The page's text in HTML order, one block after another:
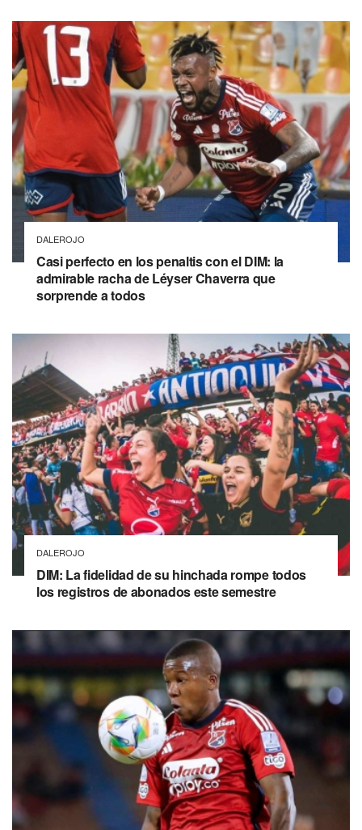
DALEROJO
Casi perfecto en los penaltis con el DIM: la
admirable racha de Léyser Chaverra que
sorprende a todos
DALEROJO
DIM: La fidelidad de su hinchada rompe todos
los registros de abonados este semestre